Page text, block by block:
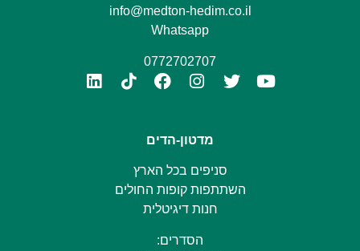
info@medton-hedim.co.il
Whatsapp
0772702707
מדטון-הדים
סניפים בכל הארץ
השתתפות קופות החולים
חנות דיגיטלית
הסדרים: